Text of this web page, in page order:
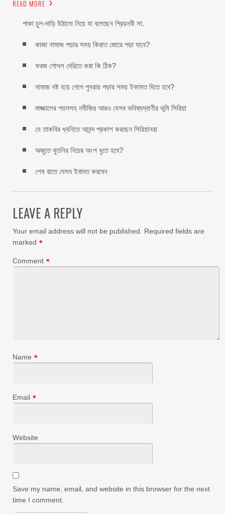
READ MORE
পাকা চুল-দাড়ি উঠানো নিয়ে যা বলেছেন প্রিয়নবী সা.
কাজা নামাজ পড়ার সময় কিরাত জোরে পড়া যাবে?
ফরজ গোসল দেরিতে করা কি ঠিক?
নামাজ নষ্ট হয়ে গেলে পুনরায় পড়ার সময় ইকামত দিতে হবে?
দাজ্জালের পতনসহ নবীজির আরও যেসব ভবিষ্যদ্বাণীর ভূমি সিরিয়া
যে তাকবির ধ্বনিতে আনন্দ প্রকাশ করছেন সিরিয়ানরা
অজুতে থুতনির নিচের অংশ ধুতে হবে?
শেষ রাতে যেসব ইবাদত করবেন
LEAVE A REPLY
Your email address will not be published.
Required fields are
marked *
Comment *
Name *
Email *
Website
Save my name, email, and website in this browser for the next
time I comment.